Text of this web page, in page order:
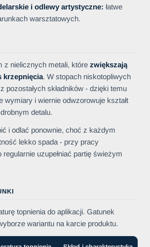
i odlewy artystyczne: łatwe
warsztatowych.
z nielicznych metali, które zwiększają
krzepnięcia. W stopach niskotopliwych
pozostałych składników - dzięki temu
wymiary i wiernie odwzorowuje kształt
detalu.
i odlać ponownie, choć z każdym
lekko spada - przy pracy
uzupełniać partię świeżym
topnienia do aplikacji. Gatunek
wariantu na karcie produktu.